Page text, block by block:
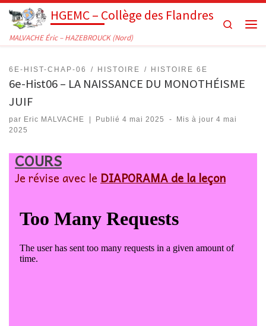
Passer au contenuHGEMC – Collège des Flandres
MALVACHE Éric – HAZEBROUCK (Nord)
Search
6E-HIST-CHAP-06 HISTOIRE HISTOIRE 6E
6e-Hist06 – LA NAISSANCE DU MONOTHÉISME
JUIF
par Eric MALVACHE Publié4 mai 2025 - Mis à jour4 mai
2025
COURS
Je révise avec le DIAPORAMA de la leçon